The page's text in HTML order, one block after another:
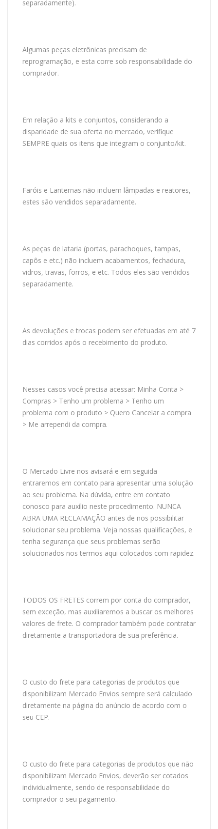
separadamente).
Algumas peças eletrônicas precisam de
reprogramação, e esta corre sob responsabilidade do
comprador.
Em relação a kits e conjuntos, considerando a
disparidade de sua oferta no mercado, verifique
SEMPRE quais os itens que integram o conjunto/kit.
Faróis e Lanternas não incluem lâmpadas e reatores,
estes são vendidos separadamente.
As peças de lataria (portas, parachoques, tampas,
capôs e etc.) não incluem acabamentos, fechadura,
vidros, travas, forros, e etc. Todos eles são vendidos
separadamente.
As devoluções e trocas podem ser efetuadas em até 7
dias corridos após o recebimento do produto.
Nesses casos você precisa acessar: Minha Conta >
Compras > Tenho um problema > Tenho um
problema com o produto > Quero Cancelar a compra
> Me arrependi da compra.
O Mercado Livre nos avisará e em seguida
entraremos em contato para apresentar uma solução
ao seu problema. Na dúvida, entre em contato
conosco para auxílio neste procedimento. NUNCA
ABRA UMA RECLAMAÇÃO antes de nos possibilitar
solucionar seu problema. Veja nossas qualificações, e
tenha segurança que seus problemas serão
solucionados nos termos aqui colocados com rapidez.
TODOS OS FRETES correm por conta do comprador,
sem exceção, mas auxiliaremos a buscar os melhores
valores de frete. O comprador também pode contratar
diretamente a transportadora de sua preferência.
O custo do frete para categorias de produtos que
disponibilizam Mercado Envios sempre será calculado
diretamente na página do anúncio de acordo com o
seu CEP.
O custo do frete para categorias de produtos que não
disponibilizam Mercado Envios, deverão ser cotados
individualmente, sendo de responsabilidade do
comprador o seu pagamento.